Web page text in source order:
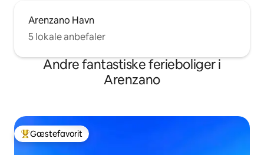
Arenzano Havn
5 lokale anbefaler
Andre fantastiske ferieboliger i
Arenzano
Bedste gæstefavorit
Gæstefavorit